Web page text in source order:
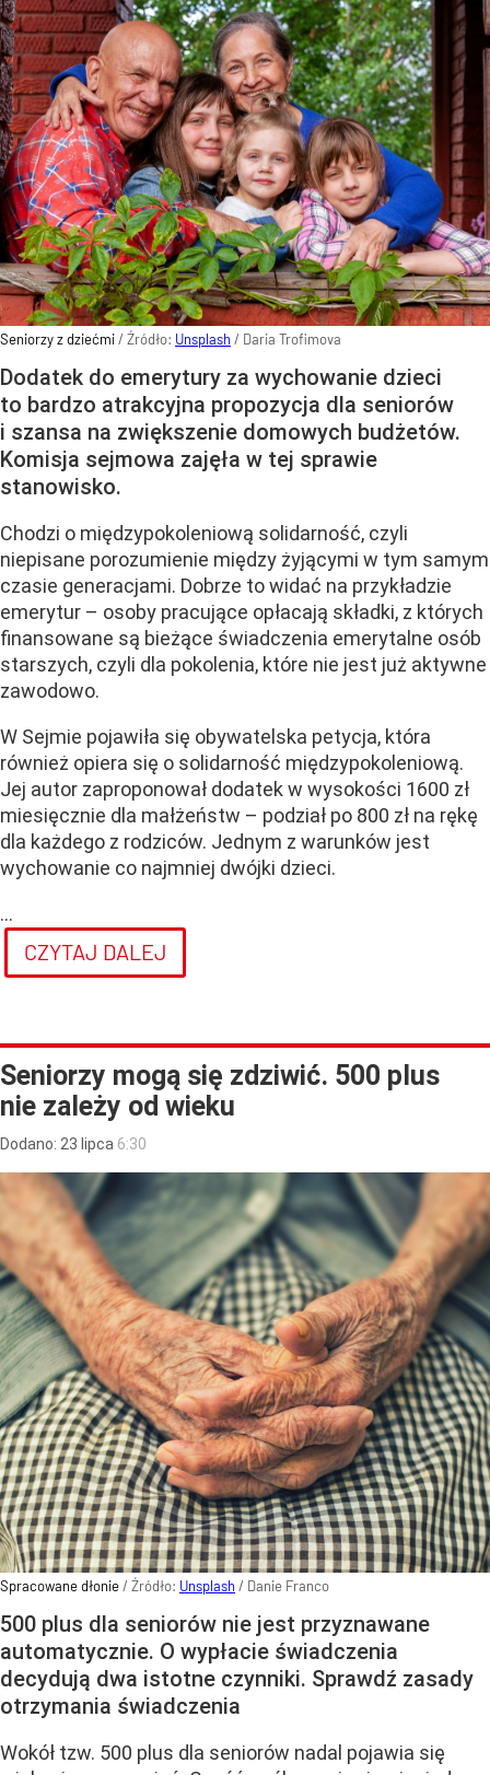
Seniorzy z dziećmi/ Źródło: Unsplash / Daria Trofimova
Dodatek do emerytury za wychowanie dzieci
to bardzo atrakcyjna propozycja dla seniorów
i szansa na zwiększenie domowych budżetów.
Komisja sejmowa zajęła w tej sprawie
stanowisko.
Chodzi o międzypokoleniową solidarność, czyli
niepisane porozumienie między żyjącymi w tym samym
czasie generacjami. Dobrze to widać na przykładzie
emerytur – osoby pracujące opłacają składki, z których
finansowane są bieżące świadczenia emerytalne osób
starszych, czyli dla pokolenia, które nie jest już aktywne
zawodowo.
W Sejmie pojawiła się obywatelska petycja, która
również opiera się o solidarność międzypokoleniową.
Jej autor zaproponował dodatek w wysokości 1600 zł
miesięcznie dla małżeństw – podział po 800 zł na rękę
dla każdego z rodziców. Jednym z warunków jest
wychowanie co najmniej dwójki dzieci.
...
CZYTAJ DALEJ
Seniorzy mogą się zdziwić. 500 plus
nie zależy od wieku
Dodano: 23 lipca 6:30
Spracowane dłonie/ Źródło: Unsplash / Danie Franco
500 plus dla seniorów nie jest przyznawane
automatycznie. O wypłacie świadczenia
decydują dwa istotne czynniki. Sprawdź zasady
otrzymania świadczenia
Wokół tzw. 500 plus dla seniorów nadal pojawia się